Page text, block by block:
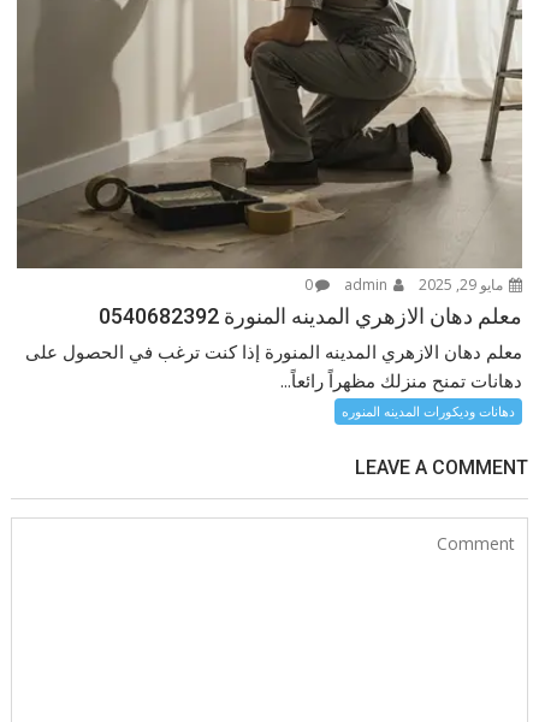
مايو 29, 2025 0
معلم دهان الازهري المدينه المنورة 0540682392
معلم دهان الازهري المدينه المنورة إذا كنت ترغب في الحصول على
دهانات تمنح منزلك مظهراً رائعاً...
دهانات وديكورات المدينه المنوره
LEAVE A COMMENT